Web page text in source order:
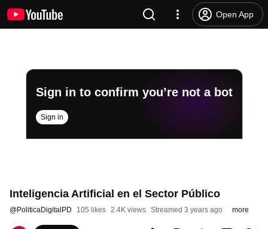
Open App
Sign in to confirm you’re not a bot
Sign in
Inteligencia Artificial en el Sector Público
@PoliticaDigitalPD 105 likes 2.4K views Streamed 3 years ago more